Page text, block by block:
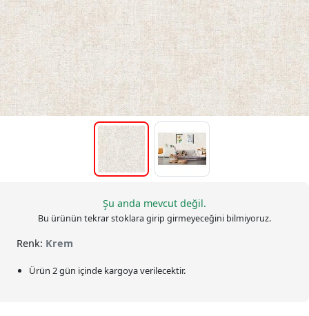
Şu anda mevcut değil.
Bu ürünün tekrar stoklara girip girmeyeceğini bilmiyoruz.
Renk: Krem
Ürün 2 gün içinde kargoya verilecektir.